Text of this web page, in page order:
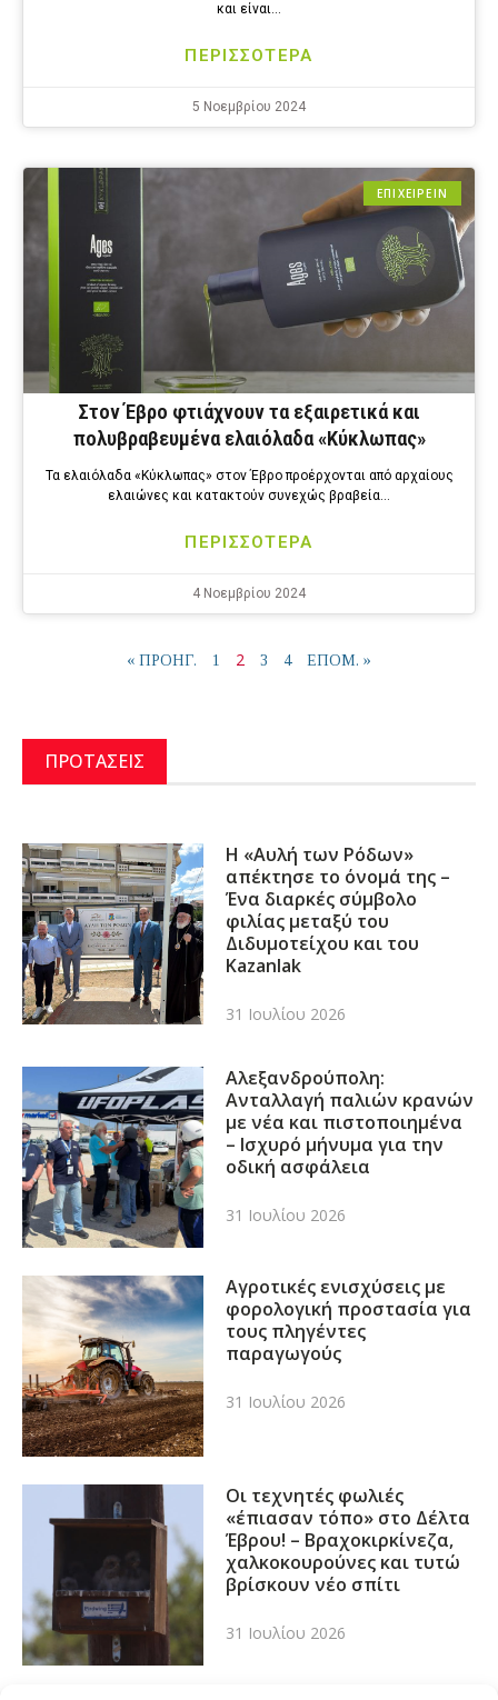
και είναι…
ΠΕΡΙΣΣΟΤΕΡΑ
5 Νοεμβρίου 2024
ΕΠΙΧΕΙΡΕΙΝ
Στον Έβρο φτιάχνουν τα εξαιρετικά και
πολυβραβευμένα ελαιόλαδα «Κύκλωπας»
Τα ελαιόλαδα «Κύκλωπας» στον Έβρο προέρχονται από αρχαίους
ελαιώνες και κατακτούν συνεχώς βραβεία…
ΠΕΡΙΣΣΟΤΕΡΑ
4 Νοεμβρίου 2024
« ΠΡΟΗΓ. 1 2 3 4 ΕΠΟΜ. »
ΠΡΟΤΑΣΕΙΣ
Η «Αυλή των Ρόδων»
απέκτησε το όνομά της –
Ένα διαρκές σύμβολο
φιλίας μεταξύ του
Διδυμοτείχου και του
Kazanlak
31 Ιουλίου 2026
Αλεξανδρούπολη:
Ανταλλαγή παλιών κρανών
με νέα και πιστοποιημένα
– Ισχυρό μήνυμα για την
οδική ασφάλεια
31 Ιουλίου 2026
Αγροτικές ενισχύσεις με
φορολογική προστασία για
τους πληγέντες
παραγωγούς
31 Ιουλίου 2026
Οι τεχνητές φωλιές
«έπιασαν τόπο» στο Δέλτα
Έβρου! – Βραχοκιρκίνεζα,
χαλκοκουρούνες και τυτώ
βρίσκουν νέο σπίτι
31 Ιουλίου 2026